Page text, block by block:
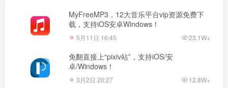
MyFreeMP3，12大音乐平台vip资源免费下
载，支持iOS安卓Windows！
5月11日 16:45 23.1W+
免翻直接上“pixiv站”，支持iOS/安
卓/Windows！
3月2日 20:27 12.8W+